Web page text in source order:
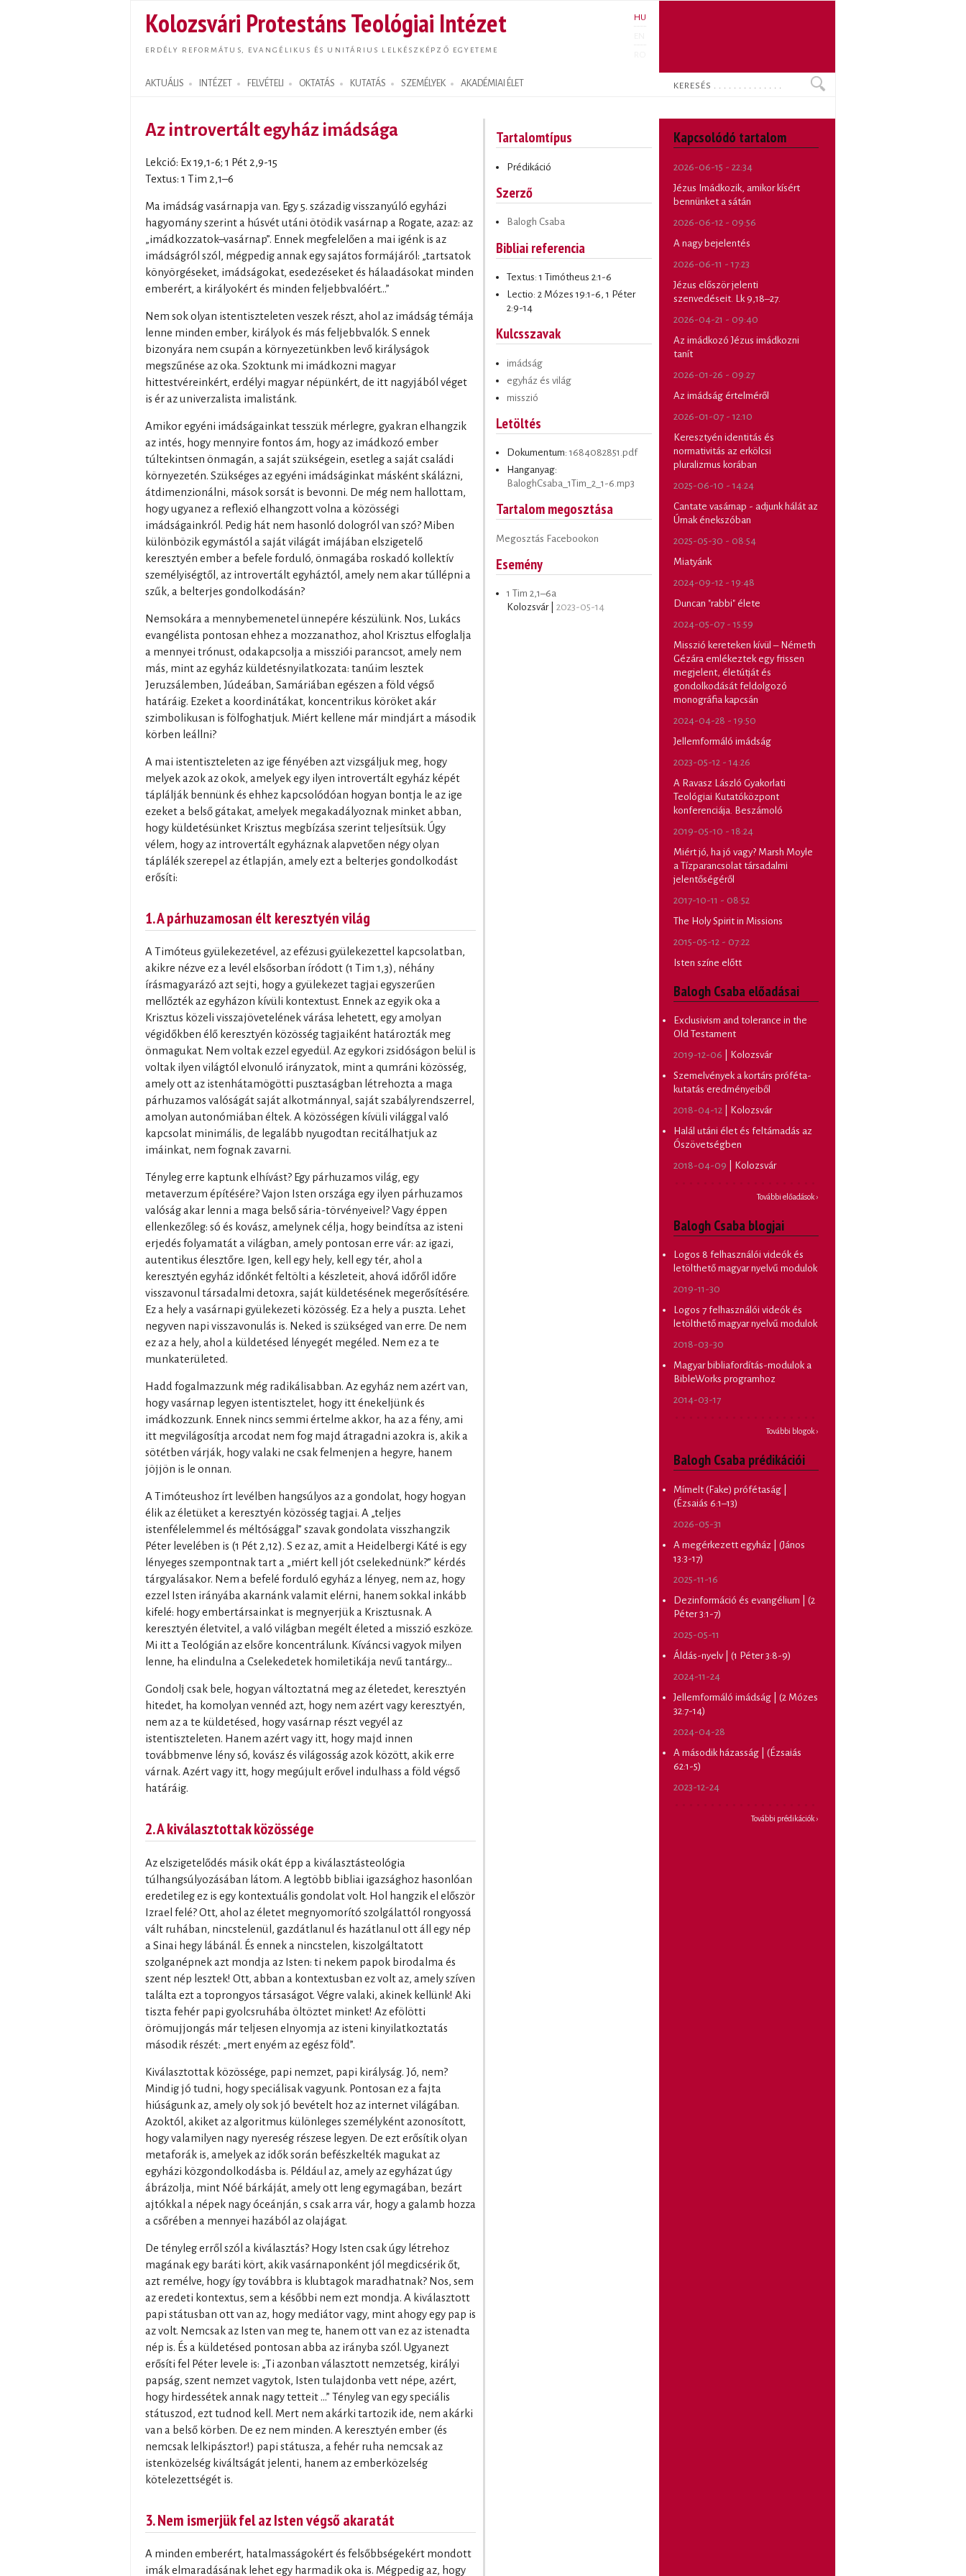
tartalomra
Kolozsvári Protestáns Teológiai Intézet
ERDÉLY REFORMÁTUS, EVANGÉLIKUS ÉS UNITÁRIUS LELKÉSZKÉPZŐ EGYETEME
HU
AKTUÁLIS INTÉZET FELVÉTELI OKTATÁS KUTATÁS SZEMÉLYEK AKADÉMIAI ÉLET
Search form
Keresés
Az introvertált egyház imádsága
Lekció: Ex 19,1-6; 1 Pét 2,9-15
Textus: 1 Tim 2,1–6
Ma imádság vasárnapja van. Egy 5. századig visszanyúló egyházi
hagyomány szerint a húsvét utáni ötödik vasárnap a Rogate, azaz: az
„imádkozzatok–vasárnap”. Ennek megfelelően a mai igénk is az
imádságról szól, mégpedig annak egy sajátos formájáról: „tartsatok
könyörgéseket, imádságokat, esedezéseket és hálaadásokat minden
emberért, a királyokért és minden feljebbvalóért…”
Nem sok olyan istentiszteleten veszek részt, ahol az imádság témája
lenne minden ember, királyok és más feljebbvalók. S ennek
bizonyára nem csupán a környezetünkben levő királyságok
megszűnése az oka. Szoktunk mi imádkozni magyar
hittestvéreinkért, erdélyi magyar népünkért, de itt nagyjából véget
is ér az univerzalista imalistánk.
Amikor egyéni imádságainkat tesszük mérlegre, gyakran elhangzik
az intés, hogy mennyire fontos ám, hogy az imádkozó ember
túltekintsen önmagán, a saját szükségein, esetleg a saját családi
környezetén. Szükséges az egyéni imádságinkat másként skálázni,
átdimenzionálni, mások sorsát is bevonni. De még nem hallottam,
hogy ugyanez a reflexió elhangzott volna a közösségi
imádságainkról. Pedig hát nem hasonló dologról van szó? Miben
különbözik egymástól a saját világát imájában elszigetelő
keresztyén ember a befele forduló, önmagába roskadó kollektív
személyiségtől, az introvertált egyháztól, amely nem akar túllépni a
szűk, a belterjes gondolkodásán?
Nemsokára a mennybemenetel ünnepére készülünk. Nos, Lukács
evangélista pontosan ehhez a mozzanathoz, ahol Krisztus elfoglalja
a mennyei trónust, odakapcsolja a missziói parancsot, amely nem
más, mint az egyház küldetésnyilatkozata: tanúim lesztek
Jeruzsálemben, Júdeában, Samáriában egészen a föld végső
határáig. Ezeket a koordinátákat, koncentrikus köröket akár
szimbolikusan is fölfoghatjuk. Miért kellene már mindjárt a második
körben leállni?
A mai istentiszteleten az ige fényében azt vizsgáljuk meg, hogy
melyek azok az okok, amelyek egy ilyen introvertált egyház képét
táplálják bennünk és ehhez kapcsolódóan hogyan bontja le az ige
ezeket a belső gátakat, amelyek megakadályoznak minket abban,
hogy küldetésünket Krisztus megbízása szerint teljesítsük. Úgy
vélem, hogy az introvertált egyháznak alapvetően négy olyan
táplálék szerepel az étlapján, amely ezt a belterjes gondolkodást
erősíti:
1. A párhuzamosan élt keresztyén világ
A Timóteus gyülekezetével, az efézusi gyülekezettel kapcsolatban,
akikre nézve ez a levél elsősorban íródott (1 Tim 1,3), néhány
írásmagyarázó azt sejti, hogy a gyülekezet tagjai egyszerűen
mellőzték az egyházon kívüli kontextust. Ennek az egyik oka a
Krisztus közeli visszajövetelének várása lehetett, egy amolyan
végidőkben élő keresztyén közösség tagjaiként határozták meg
önmagukat. Nem voltak ezzel egyedül. Az egykori zsidóságon belül is
voltak ilyen világtól elvonuló irányzatok, mint a qumráni közösség,
amely ott az istenhátamögötti pusztaságban létrehozta a maga
párhuzamos valóságát saját alkotmánnyal, saját szabályrendszerrel,
amolyan autonómiában éltek. A közösségen kívüli világgal való
kapcsolat minimális, de legalább nyugodtan recitálhatjuk az
imáinkat, nem fognak zavarni.
Tényleg erre kaptunk elhívást? Egy párhuzamos világ, egy
metaverzum építésére? Vajon Isten országa egy ilyen párhuzamos
valóság akar lenni a maga belső sária-törvényeivel? Vagy éppen
ellenkezőleg: só és kovász, amelynek célja, hogy beindítsa az isteni
erjedés folyamatát a világban, amely pontosan erre vár: az igazi,
autentikus élesztőre. Igen, kell egy hely, kell egy tér, ahol a
keresztyén egyház időnkét feltölti a készleteit, ahová időről időre
visszavonul társadalmi detoxra, saját küldetésének megerősítésére.
Ez a hely a vasárnapi gyülekezeti közösség. Ez a hely a puszta. Lehet
negyven napi visszavonulás is. Neked is szükséged van erre. De nem
ez az a hely, ahol a küldetésed lényegét megéled. Nem ez a te
munkaterületed.
Hadd fogalmazzunk még radikálisabban. Az egyház nem azért van,
hogy vasárnap legyen istentisztelet, hogy itt énekeljünk és
imádkozzunk. Ennek nincs semmi értelme akkor, ha az a fény, ami
itt megvilágosítja arcodat nem fog majd átragadni azokra is, akik a
sötétben várják, hogy valaki ne csak felmenjen a hegyre, hanem
jöjjön is le onnan.
A Timóteushoz írt levélben hangsúlyos az a gondolat, hogy hogyan
élik az életüket a keresztyén közösség tagjai. A „teljes
istenfélelemmel és méltósággal” szavak gondolata visszhangzik
Péter levelében is (1 Pét 2,12). S ez az, amit a Heidelbergi Káté is egy
lényeges szempontnak tart a „miért kell jót cselekednünk?” kérdés
tárgyalásakor. Nem a befelé forduló egyház a lényeg, nem az, hogy
ezzel Isten irányába akarnánk valamit elérni, hanem sokkal inkább
kifelé: hogy embertársainkat is megnyerjük a Krisztusnak. A
keresztyén életvitel, a való világban megélt életed a misszió eszköze.
Mi itt a Teológián az elsőre koncentrálunk. Kíváncsi vagyok milyen
lenne, ha elindulna a Cselekedetek homiletikája nevű tantárgy…
Gondolj csak bele, hogyan változtatná meg az életedet, keresztyén
hitedet, ha komolyan vennéd azt, hogy nem azért vagy keresztyén,
nem az a te küldetésed, hogy vasárnap részt vegyél az
istentiszteleten. Hanem azért vagy itt, hogy majd innen
továbbmenve lény só, kovász és világosság azok között, akik erre
várnak. Azért vagy itt, hogy megújult erővel indulhass a föld végső
határáig.
2. A kiválasztottak közössége
Az elszigetelődés másik okát épp a kiválasztásteológia
túlhangsúlyozásában látom. A legtöbb bibliai igazsághoz hasonlóan
eredetileg ez is egy kontextuális gondolat volt. Hol hangzik el először
Izrael felé? Ott, ahol az életet megnyomorító szolgálattól rongyossá
vált ruhában, nincstelenül, gazdátlanul és hazátlanul ott áll egy nép
a Sinai hegy lábánál. És ennek a nincstelen, kiszolgáltatott
szolganépnek azt mondja az Isten: ti nekem papok birodalma és
szent nép lesztek! Ott, abban a kontextusban ez volt az, amely szíven
találta ezt a toprongyos társaságot. Végre valaki, akinek kellünk! Aki
tiszta fehér papi gyolcsruhába öltöztet minket! Az efölötti
örömujjongás már teljesen elnyomja az isteni kinyilatkoztatás
második részét: „mert enyém az egész föld”.
Kiválasztottak közössége, papi nemzet, papi királyság. Jó, nem?
Mindig jó tudni, hogy speciálisak vagyunk. Pontosan ez a fajta
hiúságunk az, amely oly sok jó bevételt hoz az internet világában.
Azoktól, akiket az algoritmus különleges személyként azonosított,
hogy valamilyen nagy nyereség részese legyen. De ezt erősítik olyan
metaforák is, amelyek az idők során befészkelték magukat az
egyházi közgondolkodásba is. Például az, amely az egyházat úgy
ábrázolja, mint Nóé bárkáját, amely ott leng egymagában, bezárt
ajtókkal a népek nagy óceánján, s csak arra vár, hogy a galamb hozza
a csőrében a mennyei hazából az olajágat.
De tényleg erről szól a kiválasztás? Hogy Isten csak úgy létrehoz
magának egy baráti kört, akik vasárnaponként jól megdicsérik őt,
azt remélve, hogy így továbbra is klubtagok maradhatnak? Nos, sem
az eredeti kontextus, sem a későbbi nem ezt mondja. A kiválasztott
papi státusban ott van az, hogy mediátor vagy, mint ahogy egy pap is
az volt. Nemcsak az Isten van meg te, hanem ott van ez az istenadta
nép is. És a küldetésed pontosan abba az irányba szól. Ugyanezt
erősíti fel Péter levele is: „Ti azonban választott nemzetség, királyi
papság, szent nemzet vagytok, Isten tulajdonba vett népe, azért,
hogy hirdessétek annak nagy tetteit …” Tényleg van egy speciális
státuszod, ezt tudnod kell. Mert nem akárki tartozik ide, nem akárki
van a belső körben. De ez nem minden. A keresztyén ember (és
nemcsak lelkipásztor!) papi státusza, a fehér ruha nemcsak az
istenközelség kiváltságát jelenti, hanem az emberközelség
kötelezettségét is.
3. Nem ismerjük fel az Isten végső akaratát
A minden emberért, hatalmasságokért és felsőbbségekért mondott
imák elmaradásának lehet egy harmadik oka is. Mégpedig az, hogy
Tartalomtípus
Prédikáció
Szerző
Balogh Csaba
Bibliai referencia
Textus: 1 Timótheus 2:1-6
Lectio: 2 Mózes 19:1-6, 1 Péter
2:9-14
Kulcsszavak
imádság
egyház és világ
misszió
Letöltés
Dokumentum: 1684082851.pdf
Hanganyag:
BaloghCsaba_1Tim_2_1-6.mp3
Tartalom megosztása
Megosztás Facebookon
Esemény
1 Tim 2,1–6a
Kolozsvár | 2023-05-14
Kapcsolódó tartalom
2026-06-15 - 22:34
Jézus Imádkozik, amikor kísért
bennünket a sátán
2026-06-12 - 09:56
A nagy bejelentés
2026-06-11 - 17:23
Jézus először jelenti
szenvedéseit. Lk 9,18–27.
2026-04-21 - 09:40
Az imádkozó Jézus imádkozni
tanít
2026-01-26 - 09:27
Az imádság értelméről
2026-01-07 - 12:10
Keresztyén identitás és
normativitás az erkölcsi
pluralizmus korában
2025-06-10 - 14:24
Cantate vasárnap - adjunk hálát az
Úrnak énekszóban
2025-05-30 - 08:54
Miatyánk
2024-09-12 - 19:48
Duncan "rabbi" élete
2024-05-07 - 15:59
Misszió kereteken kívül – Németh
Gézára emlékeztek egy frissen
megjelent, életútját és
gondolkodását feldolgozó
monográfia kapcsán
2024-04-28 - 19:50
Jellemformáló imádság
2023-05-12 - 14:26
A Ravasz László Gyakorlati
Teológiai Kutatóközpont
konferenciája. Beszámoló
2019-05-10 - 18:24
Miért jó, ha jó vagy? Marsh Moyle
a Tízparancsolat társadalmi
jelentőségéről
2017-10-11 - 08:52
The Holy Spirit in Missions
2015-05-12 - 07:22
Isten színe előtt
Balogh Csaba előadásai
Exclusivism and tolerance in the
Old Testament
2019-12-06 | Kolozsvár
Szemelvények a kortárs próféta-
kutatás eredményeiből
2018-04-12 | Kolozsvár
Halál utáni élet és feltámadás az
Ószövetségben
2018-04-09 | Kolozsvár
További előadások ›
Balogh Csaba blogjai
Logos 8 felhasználói videók és
letölthető magyar nyelvű modulok
2019-11-30
Logos 7 felhasználói videók és
letölthető magyar nyelvű modulok
2018-03-30
Magyar bibliafordítás-modulok a
BibleWorks programhoz
2014-03-17
További blogok ›
Balogh Csaba prédikációi
Mímelt (Fake) prófétaság |
(Ézsaiás 6:1–13)
2026-05-31
A megérkezett egyház | (János
13:3-17)
2025-11-16
Dezinformáció és evangélium | (2
Péter 3:1-7)
2025-05-11
Áldás-nyelv | (1 Péter 3:8-9)
2024-11-24
Jellemformáló imádság | (2 Mózes
32:7-14)
2024-04-28
A második házasság | (Ézsaiás
62:1-5)
2023-12-24
További prédikációk ›